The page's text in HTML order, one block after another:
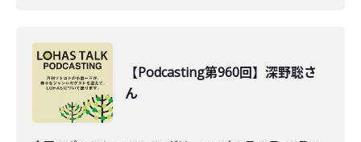
【Podcasting第960回】深野聡さ
ん